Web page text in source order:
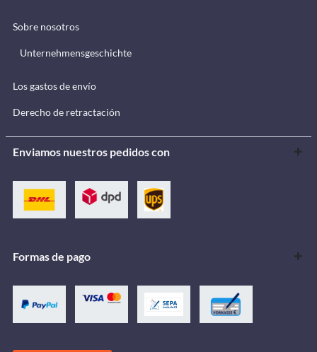
Sobre nosotros
Unternehmensgeschichte
Los gastos de envío
Derecho de retractación
Enviamos nuestros pedidos con
Formas de pago